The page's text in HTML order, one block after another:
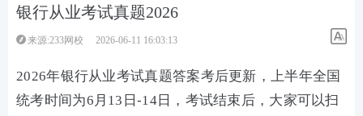
银行从业考试真题2026
来源:233网校 2026-06-11 16:03:13
2026年银行从业考试真题答案考后更新，上半年全国
统考时间为6月13日-14日，考试结束后，大家可以扫